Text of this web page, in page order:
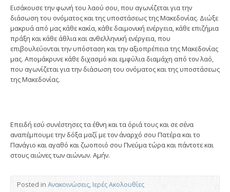
Εισάκουσε την φωνή του λαού σου, που αγωνίζεται για την
διάσωση του ονόματος και της υποστάσεως της Μακεδονίας. Διώξε
μακρυά από μας κάθε κακία, κάθε δαιμονική ενέργεια, κάθε επιζήμια
πράξη και κάθε άθλια και ανθελληνική ενέργεια, που
επιβουλεύονται την υπόσταση και την αξιοπρέπεια της Μακεδονίας
μας. Απομάκρυνε κάθε διχασμό και εμφύλια διαμάχη από τον λαό,
που αγωνίζεται για την διάσωση του ονόματος και της υποστάσεως
της Μακεδονίας.
Επειδή εσύ συνέστησες τα έθνη και τα όριά τους και σε σένα
αναπέμπουμε την δόξα μαζί με τον άναρχό σου Πατέρα και το
Πανάγιο και αγαθό και ζωοποιό σου Πνεύμα τώρα και πάντοτε και
στους αιώνες των αιώνων. Αμήν.
Posted in Ανακοινώσεις,Ιερές Ακολουθίες